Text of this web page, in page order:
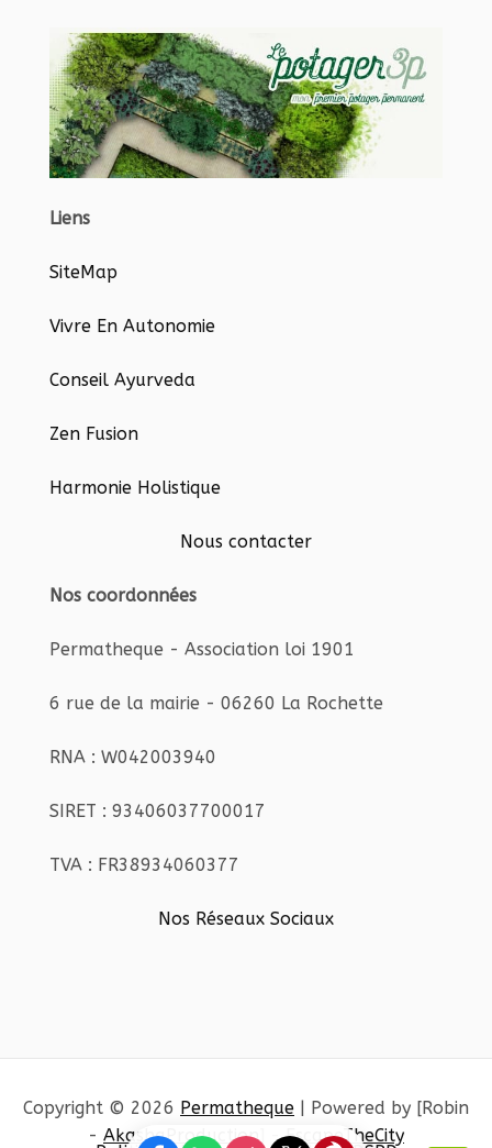
Liens
SiteMap
Vivre En Autonomie
Conseil Ayurveda
Zen Fusion
Harmonie Holistique
Nous contacter
Nos coordonnées
Permatheque - Association loi 1901
6 rue de la mairie - 06260 La Rochette
RNA : W042003940
SIRET : 93406037700017
TVA : FR38934060377
Nos Réseaux Sociaux
Copyright © 2026 Permatheque | Powered by [Robin
- AkashaProduction] -EscapeTheCity